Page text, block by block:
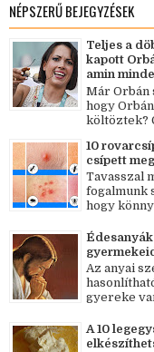
NÉPSZERŰ BEJEGYZÉSEK
Teljes a
kapott
amin
Már Orbán
hogy
költöztek?
10
csípett meg
Tavasszal
fogalmunk
hogy
Az anyai
gyereke
A 10